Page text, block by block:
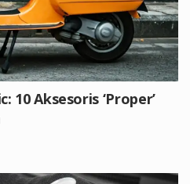
10 Aksesoris ‘Proper’